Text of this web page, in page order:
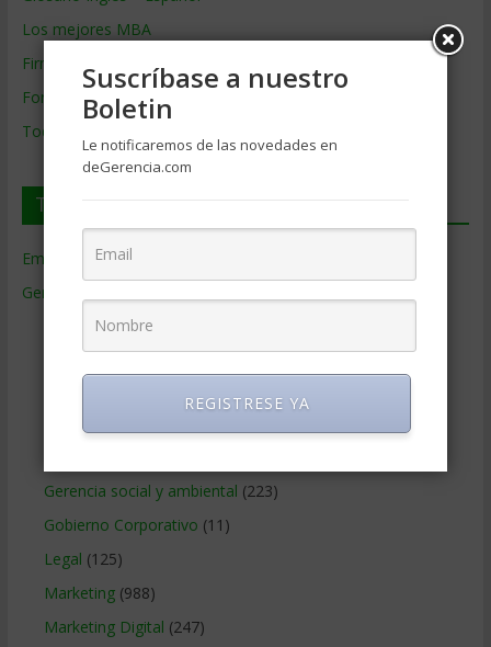
Los mejores MBA
Firmas de Gerencia
Formación de Gerencia
Todos los Temas
Temas de Gerencia
Empresas de Gerencia
Gerencia
Ciencias Económicas
Contabilidad(466)
Gerencia social y ambiental (223)
Gobierno Corporativo (11)
Legal (125)
Marketing(988)
Marketing Digital (247)
Suscríbase a nuestro
Boletin
Le notificaremos de las novedades en
deGerencia.com
REGISTRESE YA